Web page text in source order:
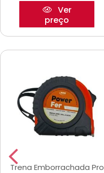
Ver
preço
Trena Emborrachada Pro